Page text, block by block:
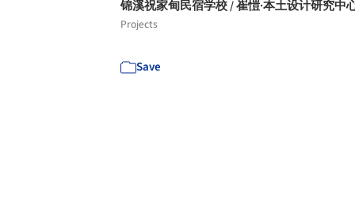
锦溪祝家甸民宿学校 / 崔愷·本土设计研究中
Projects
Save